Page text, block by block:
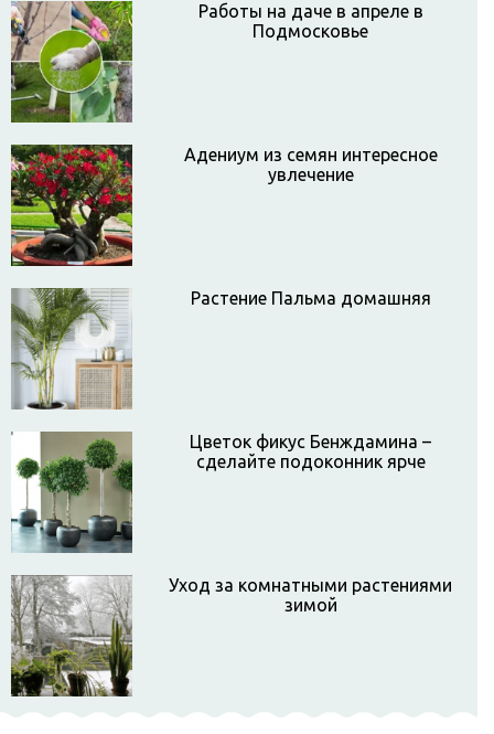
Работы на даче в апреле в
Подмосковье
Адениум из семян интересное
увлечение
Растение Пальма домашняя
Цветок фикус Бенждамина –
сделайте подоконник ярче
Уход за комнатными растениями
зимой